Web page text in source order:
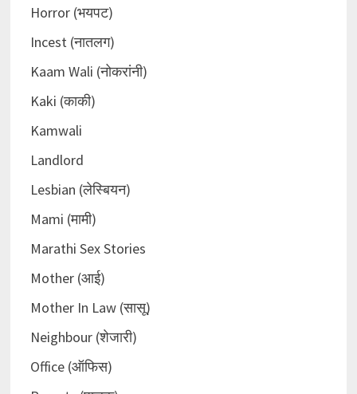
Horror (भयपट)
Incest (नातलग)
Kaam Wali (नोकरांनी)
Kaki (काकी)
Kamwali
Landlord
Lesbian (लेस्बियन)
Mami (मामी)
Marathi Sex Stories
Mother (आई)
Mother In Law (सासू)
Neighbour (शेजारी)
Office (ऑफिस)